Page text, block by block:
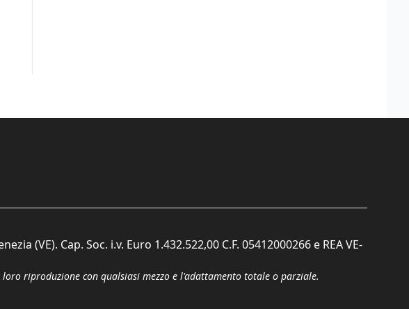
(VE). Cap. Soc. i.v. Euro 1.432.522,00 C.F. 05412000266 e REA VE-
riproduzione con qualsiasi mezzo e l'adattamento totale o parziale.